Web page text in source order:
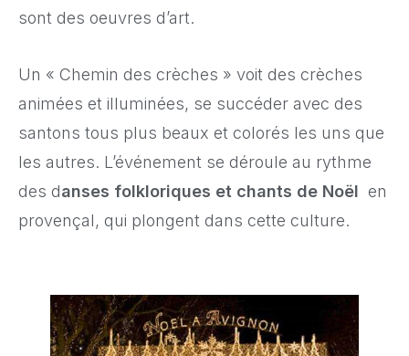
sont des oeuvres d’art.
Un « Chemin des crèches » voit des crèches
animées et illuminées, se succéder avec des
santons tous plus beaux et colorés les uns que
les autres. L’événement se déroule au rythme
des danses folkloriques et chants de Noël en
provençal, qui plongent dans cette culture.